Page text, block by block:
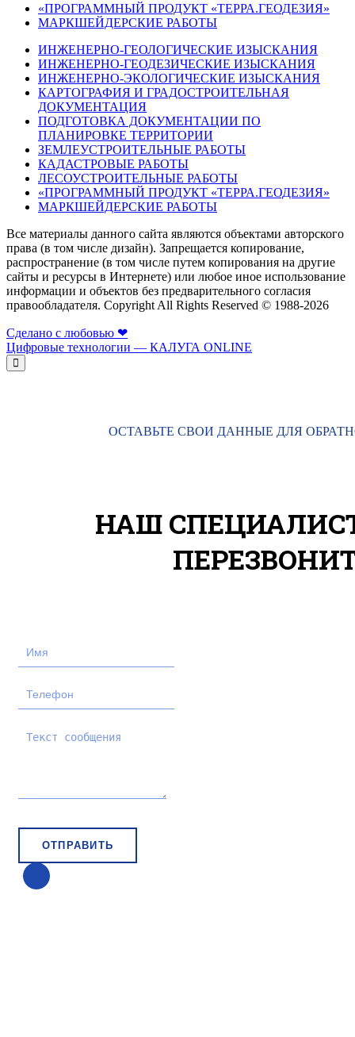
«ПРОГРАММНЫЙ ПРОДУКТ «ТЕРРА.ГЕОДЕЗИЯ»
МАРКШЕЙДЕРСКИЕ РАБОТЫ
ИНЖЕНЕРНО-ГЕОЛОГИЧЕСКИЕ ИЗЫСКАНИЯ
ИНЖЕНЕРНО-ГЕОДЕЗИЧЕСКИЕ ИЗЫСКАНИЯ
ИНЖЕНЕРНО-ЭКОЛОГИЧЕСКИЕ ИЗЫСКАНИЯ
КАРТОГРАФИЯ И ГРАДОСТРОИТЕЛЬНАЯ
ДОКУМЕНТАЦИЯ
ПОДГОТОВКА ДОКУМЕНТАЦИИ ПО
ПЛАНИРОВКЕ ТЕРРИТОРИИ
ЗЕМЛЕУСТРОИТЕЛЬНЫЕ РАБОТЫ
КАДАСТРОВЫЕ РАБОТЫ
ЛЕСОУСТРОИТЕЛЬНЫЕ РАБОТЫ
«ПРОГРАММНЫЙ ПРОДУКТ «ТЕРРА.ГЕОДЕЗИЯ»
МАРКШЕЙДЕРСКИЕ РАБОТЫ
Все материалы данного сайта являются объектами авторского
права (в том числе дизайн). Запрещается копирование,
распространение (в том числе путем копирования на другие
сайты и ресурсы в Интернете) или любое иное использование
информации и объектов без предварительного согласия
правообладателя. Copyright All Rights Reserved © 1988-2026
Сделано с любовью ❤
Цифровые технологии — КАЛУГА ONLINE
ОСТАВЬТЕ СВОИ ДАННЫЕ ДЛЯ
НАШ
ОТПРАВИТЬ